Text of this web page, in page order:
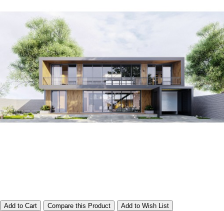
Add to Cart Compare this Product Add to Wish List